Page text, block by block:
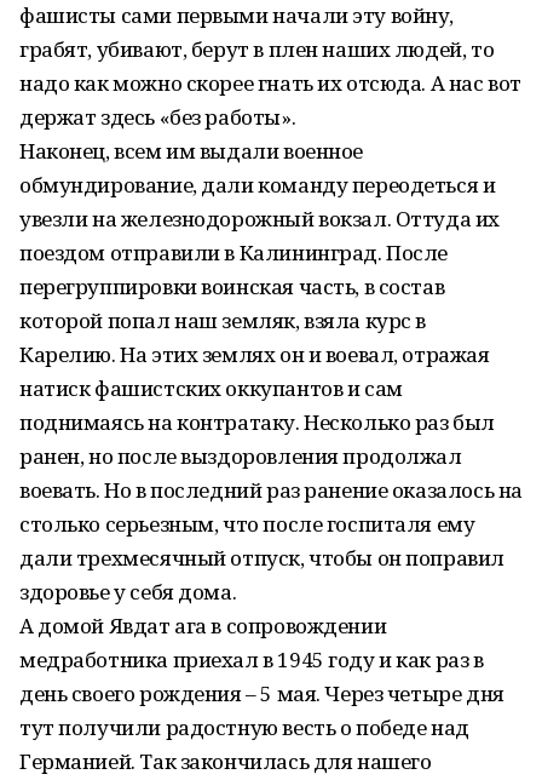
фашисты сами первыми начали эту войну,
грабят, убивают, берут в плен наших людей, то
надо как можно скорее гнать их отсюда. А нас вот
держат здесь «без работы».
Наконец, всем им выдали военное
обмундирование, дали команду переодеться и
увезли на железнодорожный вокзал. Оттуда их
поездом отправили в Калининград. После
перегруппировки воинская часть, в состав
которой попал наш земляк, взяла курс в
Карелию. На этих землях он и воевал, отражая
натиск фашистских оккупантов и сам
поднимаясь на контратаку. Несколько раз был
ранен, но после выздоровления продолжал
воевать. Но в последний раз ранение оказалось на
столько серьезным, что после госпиталя ему
дали трехмесячный отпуск, чтобы он поправил
здоровье у себя дома.
А домой Явдат ага в сопровождении
медработника приехал в 1945 году и как раз в
день своего рождения – 5 мая. Через четыре дня
тут получили радостную весть о победе над
Германией. Так закончилась для нашего